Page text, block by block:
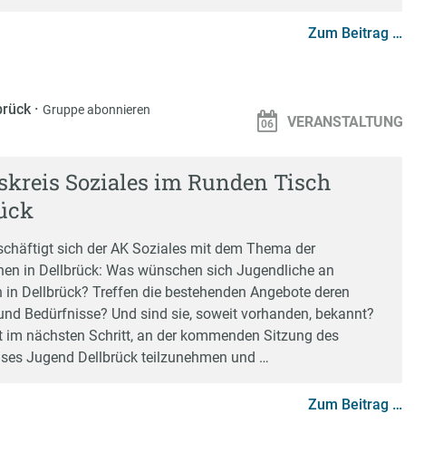
Zum Beitrag …
· Gruppe abonnieren
VERANSTALTUNG
Soziales im Runden Tisch
sich der AK Soziales mit dem Thema der
in Dellbrück: Was wünschen sich Jugendliche an
in Dellbrück? Treffen die bestehenden Angebote deren
Bedürfnisse? Und sind sie, soweit vorhanden, bekannt?
im nächsten Schritt, an der kommenden Sitzung des
Jugend Dellbrück teilzunehmen und …
Zum Beitrag …